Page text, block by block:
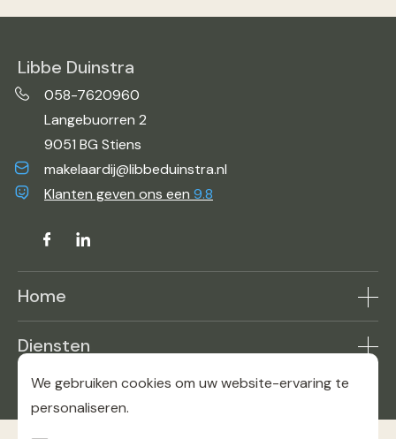
We gebruiken cookies om uw website-ervaring te
personaliseren.
Libbe Duinstra
058-7620960
Langebuorren 2
9051 BG Stiens
makelaardij@libbeduinstra.nl
Klanten geven ons een 9.8
Home
Aanbod
Makelaar in de buurt
Reviews
Bekijk onze Funda pagina
Diensten
Woning verkopen
Woning kopen
Contact